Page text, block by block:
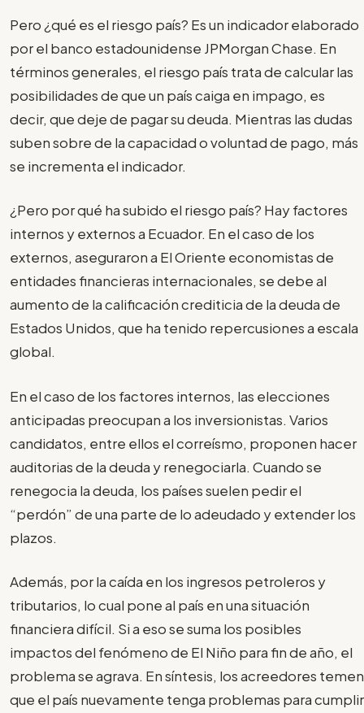
Pero ¿qué es el riesgo país? Es un indicador elaborado
por el banco estadounidense JPMorgan Chase. En
términos generales, el riesgo país trata de calcular las
posibilidades de que un país caiga en impago, es
decir, que deje de pagar su deuda. Mientras las dudas
suben sobre de la capacidad o voluntad de pago, más
se incrementa el indicador.
¿Pero por qué ha subido el riesgo país? Hay factores
internos y externos a Ecuador. En el caso de los
externos, aseguraron a El Oriente economistas de
entidades financieras internacionales, se debe al
aumento de la calificación crediticia de la deuda de
Estados Unidos, que ha tenido repercusiones a escala
global.
En el caso de los factores internos, las elecciones
anticipadas preocupan a los inversionistas. Varios
candidatos, entre ellos el correísmo, proponen hacer
auditorias de la deuda y renegociarla. Cuando se
renegocia la deuda, los países suelen pedir el
“perdón” de una parte de lo adeudado y extender los
plazos.
Además, por la caída en los ingresos petroleros y
tributarios, lo cual pone al país en una situación
financiera difícil. Si a eso se suma los posibles
impactos del fenómeno de El Niño para fin de año, el
problema se agrava. En síntesis, los acreedores temen
que el país nuevamente tenga problemas para cumplir